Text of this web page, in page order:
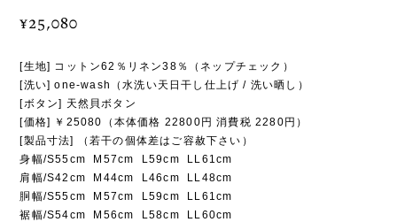
¥25,080
[生地] コットン62％リネン38％（ネップチェック）
[洗い] one-wash（水洗い天日干し仕上げ / 洗い晒し）
[ボタン] 天然貝ボタン
[価格] ￥25080（本体価格 22800円 消費税 2280円）
[製品寸法] （若干の個体差はご容赦下さい）
身幅/S55cm M57cm L59cm LL61cm
肩幅/S42cm M44cm L46cm LL48cm
胴幅/S55cm M57cm L59cm LL61cm
裾幅/S54cm M56cm L58cm LL60cm